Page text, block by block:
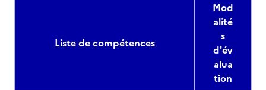
Liste de compétences
Mod
alité
s
d'év
alua
tion